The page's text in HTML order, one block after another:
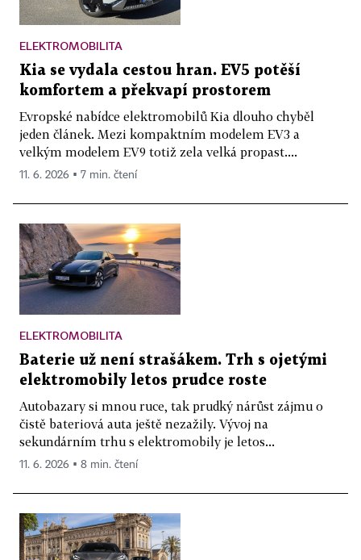
ELEKTROMOBILITA
Kia se vydala cestou hran. EV5 potěší
komfortem a překvapí prostorem
Evropské nabídce elektromobilů Kia dlouho chyběl
jeden článek. Mezi kompaktním modelem EV3 a
velkým modelem EV9 totiž zela velká propast....
11. 6. 2026 ▪ 7 min. čtení
ELEKTROMOBILITA
Baterie už není strašákem. Trh s ojetými
elektromobily letos prudce roste
Autobazary si mnou ruce, tak prudký nárůst zájmu o
čistě bateriová auta ještě nezažily. Vývoj na
sekundárním trhu s elektromobily je letos...
11. 6. 2026 ▪ 8 min. čtení